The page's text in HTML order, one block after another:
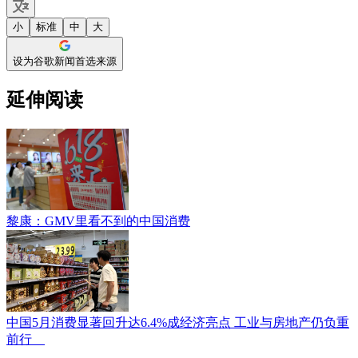
小 标准 中 大
设为谷歌新闻首选来源
延伸阅读
黎康：GMV里看不到的中国消费
中国5月消费显著回升达6.4%成经济亮点 工业与房地产仍负重
前行